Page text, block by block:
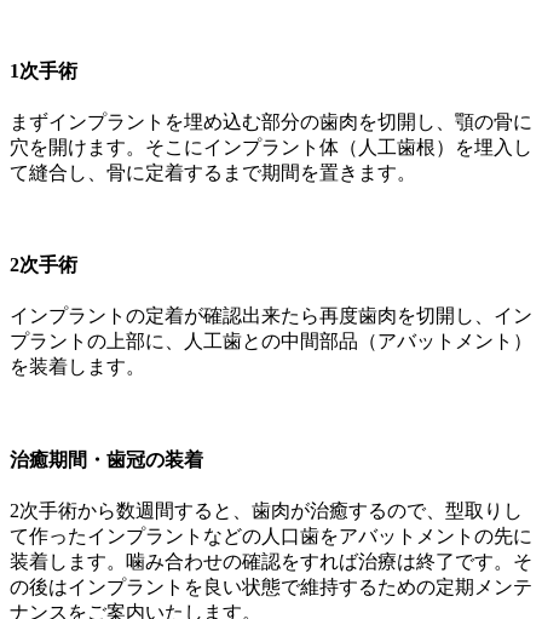
1次手術
まずインプラントを埋め込む部分の歯肉を切開し、顎の骨に
穴を開けます。そこにインプラント体（人工歯根）を埋入し
て縫合し、骨に定着するまで期間を置きます。
2次手術
インプラントの定着が確認出来たら再度歯肉を切開し、イン
プラントの上部に、人工歯との中間部品（アバットメント）
を装着します。
治癒期間・歯冠の装着
2次手術から数週間すると、歯肉が治癒するので、型取りし
て作ったインプラントなどの人口歯をアバットメントの先に
装着します。噛み合わせの確認をすれば治療は終了です。そ
の後はインプラントを良い状態で維持するための定期メンテ
ナンスをご案内いたします。